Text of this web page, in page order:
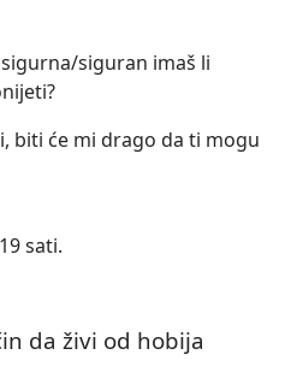
sigurna/siguran imaš li
biti će mi drago da ti mogu
sati.
da živi od hobija